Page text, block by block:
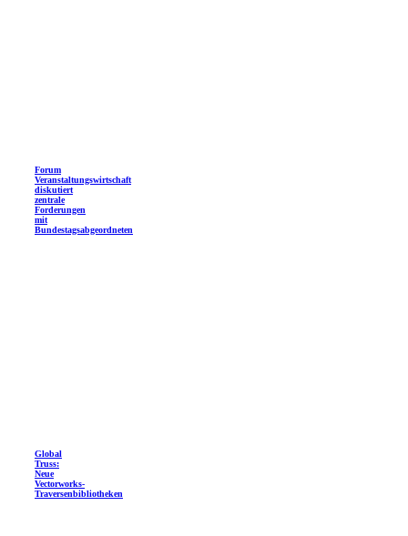
Forum
Veranstaltungswirtschaft
diskutiert
zentrale
Forderungen
mit
Bundestagsabgeordneten
Global
Truss:
Neue
Vectorworks-
Traversenbibliotheken